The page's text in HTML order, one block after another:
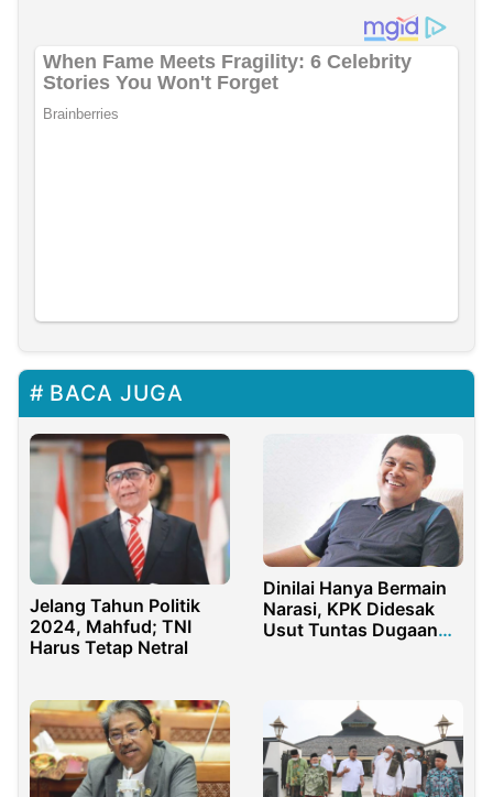
BACA JUGA
Jelang Tahun Politik
2024, Mahfud; TNI
Harus Tetap Netral
Dinilai Hanya Bermain
Narasi, KPK Didesak
Usut Tuntas Dugaan